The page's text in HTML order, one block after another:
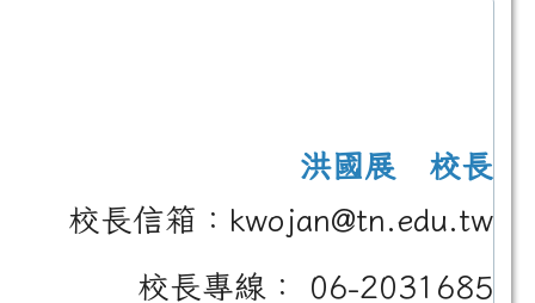
洪國展 校長
校長信箱：kwojan@tn.edu.tw
校長專線： 06-2031685